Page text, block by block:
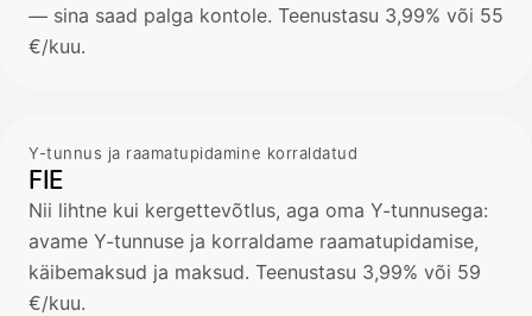
— sina saad palga kontole. Teenustasu 3,99% või 55
€/kuu.
Y-tunnus ja raamatupidamine korraldatud
FIE
Nii lihtne kui kergettevõtlus, aga oma Y-tunnusega:
avame Y-tunnuse ja korraldame raamatupidamise,
käibemaksud ja maksud. Teenustasu 3,99% või 59
€/kuu.